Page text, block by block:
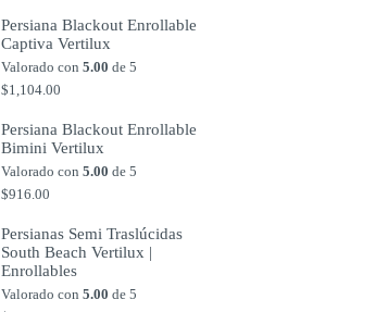
Persiana Blackout Enrollable
Captiva Vertilux
Valorado con5.00 de 5
$1,104.00
Persiana Blackout Enrollable
Bimini Vertilux
Valorado con5.00 de 5
$916.00
Persianas Semi Traslúcidas
South Beach Vertilux |
Enrollables
Valorado con5.00 de 5